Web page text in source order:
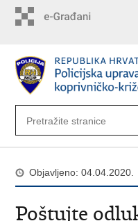
Objavljeno: 04.04.2020.
Poštujte